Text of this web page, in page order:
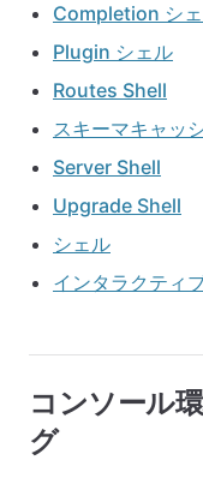
Completion シ
Plugin シェル
Routes Shell
スキーマキャッ
Server Shell
Upgrade Shell
シェル
インタラクティ
コンソール
グ